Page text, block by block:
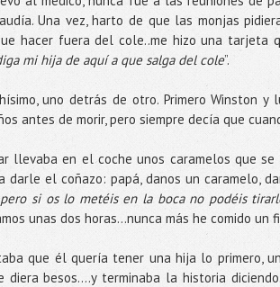
Una vez, harto de que las monjas
hacer fuera del cole..me hizo una tarjeta
mi hija de aquí a que salga del cole”.
uno detrás de otro. Primero Winston
antes de morir, pero siempre decía que
llevaba en el coche unos caramelos que
darle el coñazo: papá, danos un caramelo,
si os lo metéis en la boca no podéis
unas dos horas…nunca más he comido un
que él quería tener una hija lo primero,
diera besos….y terminaba la historia